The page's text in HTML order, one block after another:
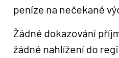
peníze na nečekané
Žádné dokazování
žádné nahlížení do